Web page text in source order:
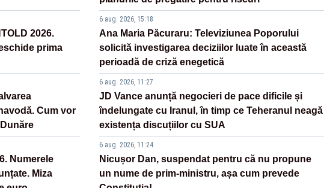
2026.
prima
Cum vor
Numerele
Miza
6 aug. 2026, 15:18
Ana Maria Păcuraru: Televiziunea Poporului
solicită investigarea deciziilor luate în această
perioadă de criză enegetică
6 aug. 2026, 11:27
JD Vance anunță negocieri de pace dificile și
îndelungate cu Iranul, în timp ce Teheranul neagă
existența discuțiilor cu SUA
6 aug. 2026, 11:24
Nicușor Dan, suspendat pentru că nu propune
un nume de prim-ministru, așa cum prevede